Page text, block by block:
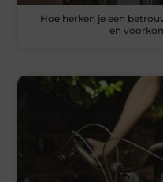
Hoe herken je een
en